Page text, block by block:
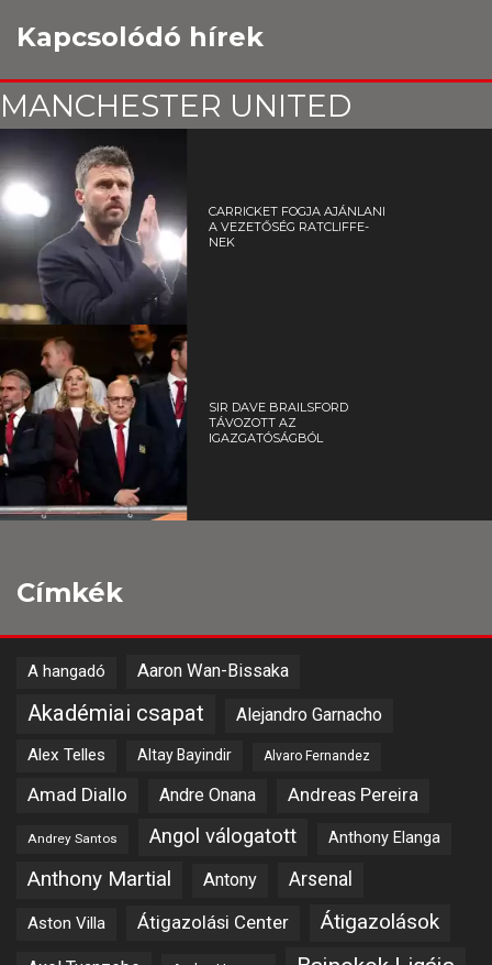
Kapcsolódó hírek
MANCHESTER UNITED
CARRICKET FOGJA AJÁNLANI
A VEZETŐSÉG RATCLIFFE-
NEK
SIR DAVE BRAILSFORD
TÁVOZOTT AZ
IGAZGATÓSÁGBÓL
Címkék
A hangadó Aaron Wan-Bissaka
Akadémiai csapat Alejandro Garnacho
Alex Telles Altay Bayindir Alvaro Fernandez
Amad Diallo Andre Onana Andreas Pereira
Andrey Santos Angol válogatott Anthony Elanga
Anthony Martial Antony Arsenal
Aston Villa Átigazolási Center Átigazolások